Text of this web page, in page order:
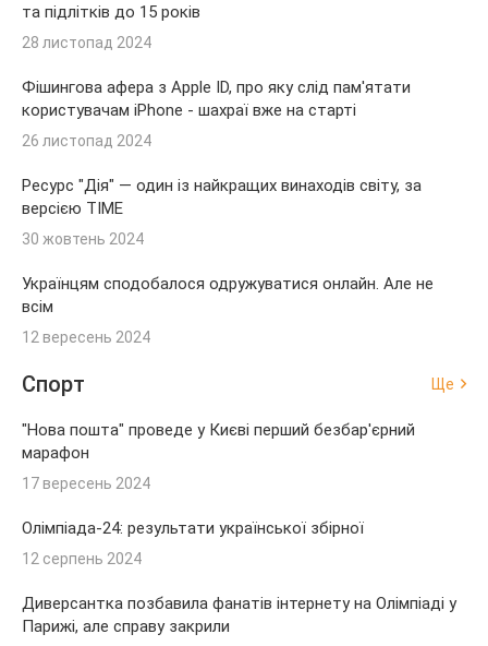
та підлітків до 15 років
28 листопад 2024
Фішингова афера з Apple ID, про яку слід пам'ятати
користувачам iPhone - шахраї вже на старті
26 листопад 2024
Ресурс "Дія" — один із найкращих винаходів світу, за
версією TIME
30 жовтень 2024
Українцям сподобалося одружуватися онлайн. Але не
всім
12 вересень 2024
Спорт Ще
"Нова пошта" проведе у Києві перший безбар'єрний
марафон
17 вересень 2024
Олімпіада-24: результати української збірної
12 серпень 2024
Диверсантка позбавила фанатів інтернету на Олімпіаді у
Парижі, але справу закрили